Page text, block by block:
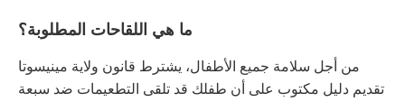
ما هي اللقاحات المطلوبة؟
من أجل سلامة جميع الأطفال، يشترط قانون ولاية مينيسوتا
تقديم دليل مكتوب على أن طفلك قد تلقى التطعيمات ضد سبعة